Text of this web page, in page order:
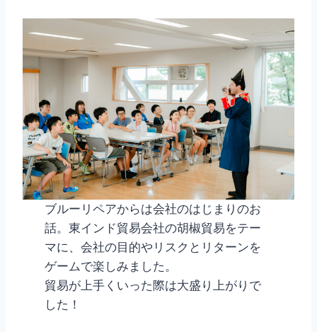
ブルーリペアからは会社のはじまりのお
話。東インド貿易会社の胡椒貿易をテー
マに、会社の目的やリスクとリターンを
ゲームで楽しみました。
貿易が上手くいった際は大盛り上がりで
した！